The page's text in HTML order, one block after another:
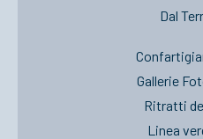
Dal
Gallerie
Ritratti
Linea